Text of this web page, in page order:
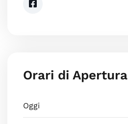
Orari di Apertura
Oggi